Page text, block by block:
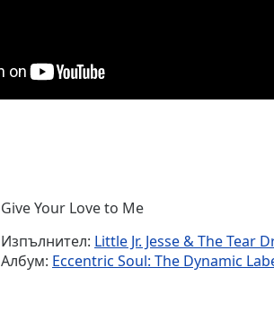
Give Your Love to Me
Изпълнител: Little Jr. Jesse & The Tear
Албум: Eccentric Soul: The Dynamic